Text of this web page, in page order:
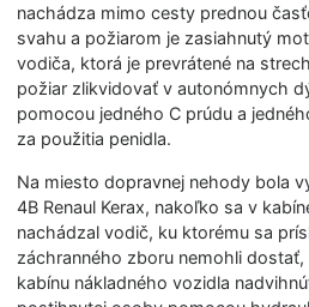
nachádza mimo cesty prednou
svahu a požiarom je zasiahnutý
vodiča, ktorá je prevrátené na
požiar zlikvidovať v autonómnych
pomocou jedného C prúdu a
za použitia penidla.
Na miesto dopravnej nehody bola
4B Renaul Kerax, nakoľko sa v
nachádzal vodič, ku ktorému sa
záchranného zboru nemohli
kabínu nákladného vozidla